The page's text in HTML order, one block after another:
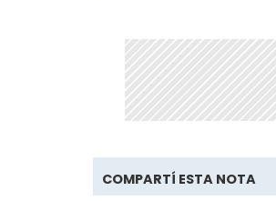
COMPARTÍ ESTA NOTA